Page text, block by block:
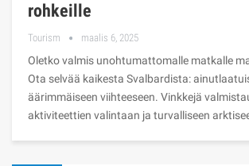
rohkeille
Tourism maalis 6, 2025
Oletko valmis unohtumattomalle matkalle
Ota selvää kaikesta Svalbardista:
äärimmäiseen viihteeseen. Vinkkejä
aktiviteettien valintaan ja turvalliseen